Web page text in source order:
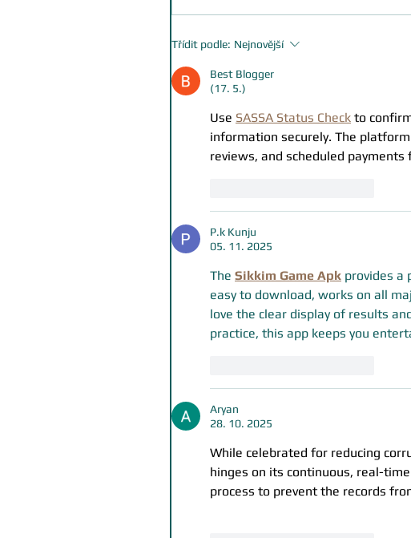
Třídit podle: Nejnovější
Best Blogger
(17. 5.)
Use SASSA Status Check to
information securely. The
reviews, and scheduled payments
P.k Kunju
05. 11. 2025
The Sikkim Game Apk provides a
easy to download, works on all
love the clear display of results
practice, this app keeps you
Aryan
28. 10. 2025
While celebrated for reducing
hinges on its continuous, real-
process to prevent the records